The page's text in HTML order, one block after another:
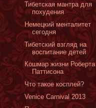
Тибетская мантра для
похудения
Немецкий менталитет
cегодня
Тибетский взгляд на
воспитание детей
Кошмар жизни Роберта
Паттисона
Что такое косплей?
Venice Carnival 2013